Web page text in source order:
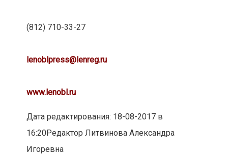
(812) 710-33-27
lenoblpress@lenreg.ru
www.lenobl.ru
Дата редактирования: 18-08-2017 в
16:20Редактор Литвинова Александра
Игоревна